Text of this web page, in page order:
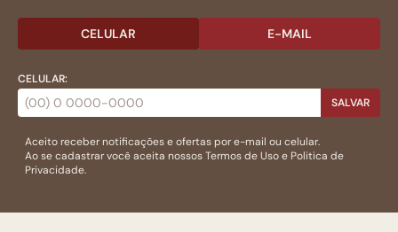
CELULAR E-MAIL
CELULAR:
SALVAR
Aceito receber notificações e ofertas por e-mail ou celular.
Ao se cadastrar você aceita nossosTermos de Usoe Politica de
Privacidade.